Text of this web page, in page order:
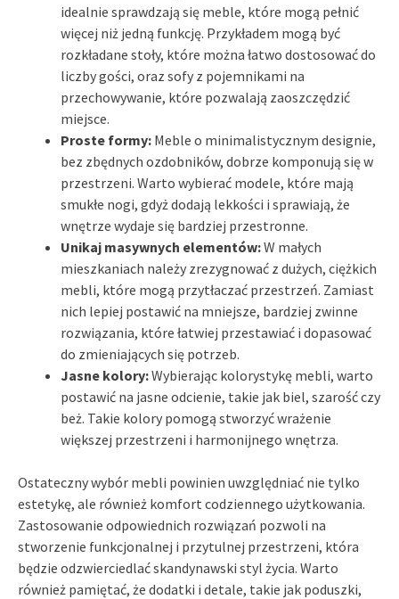
idealnie sprawdzają się meble, które mogą pełnić
więcej niż jedną funkcję. Przykładem mogą być
rozkładane stoły, które można łatwo dostosować do
liczby gości, oraz sofy z pojemnikami na
przechowywanie, które pozwalają zaoszczędzić
miejsce.
Proste formy: Meble o minimalistycznym designie,
bez zbędnych ozdobników, dobrze komponują się w
przestrzeni. Warto wybierać modele, które mają
smukłe nogi, gdyż dodają lekkości i sprawiają, że
wnętrze wydaje się bardziej przestronne.
Unikaj masywnych elementów:W małych
mieszkaniach należy zrezygnować z dużych, ciężkich
mebli, które mogą przytłaczać przestrzeń. Zamiast
nich lepiej postawić na mniejsze, bardziej zwinne
rozwiązania, które łatwiej przestawiać i dopasować
do zmieniających się potrzeb.
Jasne kolory:Wybierając kolorystykę mebli, warto
postawić na jasne odcienie, takie jak biel, szarość czy
beż. Takie kolory pomogą stworzyć wrażenie
większej przestrzeni i harmonijnego wnętrza.
Ostateczny wybór mebli powinien uwzględniać nie tylko
estetykę, ale również komfort codziennego użytkowania.
Zastosowanie odpowiednich rozwiązań pozwoli na
stworzenie funkcjonalnej i przytulnej przestrzeni, która
będzie odzwierciedlać skandynawski styl życia. Warto
również pamiętać, że dodatki i detale, takie jak poduszki,